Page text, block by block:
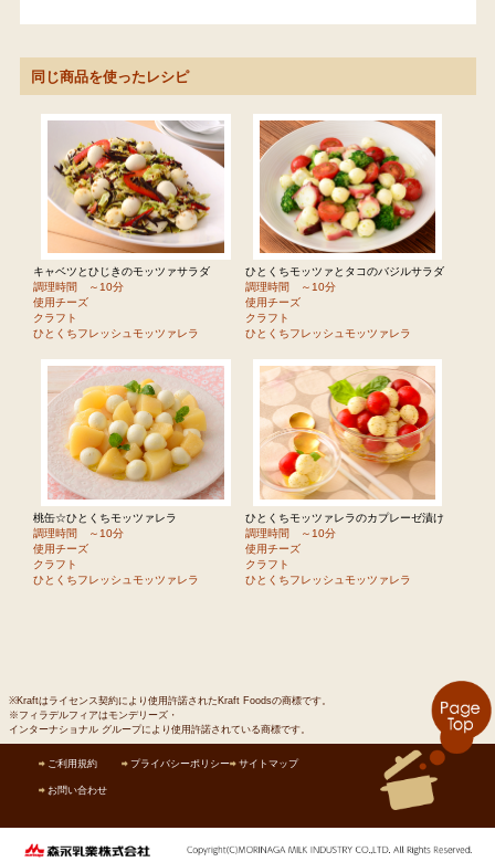
同じ商品を使ったレシピ
キャベツとひじきのモッツァサラダ
調理時間 ～10分
使用チーズ
クラフト
ひとくちフレッシュモッツァレラ
ひとくちモッツァとタコのバジルサラダ
調理時間 ～10分
使用チーズ
クラフト
ひとくちフレッシュモッツァレラ
桃缶☆ひとくちモッツァレラ
調理時間 ～10分
使用チーズ
クラフト
ひとくちフレッシュモッツァレラ
ひとくちモッツァレラのカプレーゼ漬け
調理時間 ～10分
使用チーズ
クラフト
ひとくちフレッシュモッツァレラ
※Kraftはライセンス契約により使用許諾されたKraft Foodsの商標です。
※フィラデルフィアはモンデリーズ・
インターナショナル グループにより使用許諾されている商標です。
ご利用規約 プライバシーポリシー サイトマップ
お問い合わせ